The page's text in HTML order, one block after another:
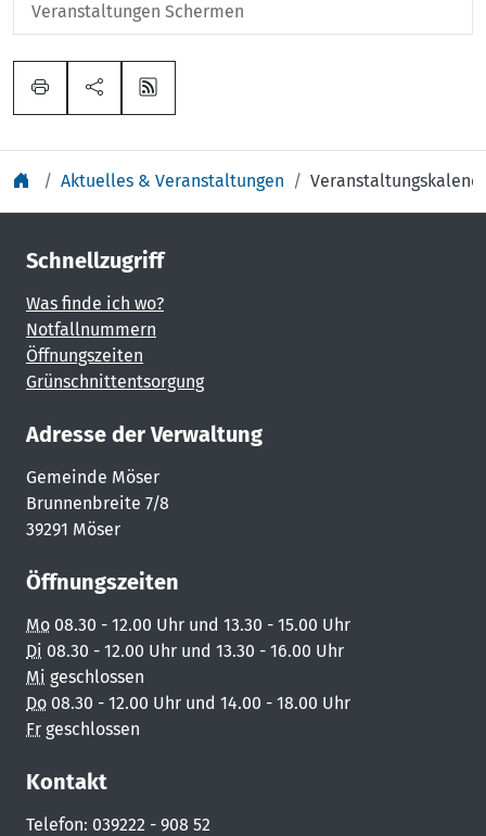
Veranstaltungen Schermen
Aktuelles & Veranstaltungen
Schnellzugriff
Was finde ich wo?
Notfallnummern
Öffnungszeiten
Grünschnittentsorgung
Adresse der Verwaltung
Gemeinde Möser
Brunnenbreite 7/8
39291 Möser
Öffnungszeiten
Mo 08.30 - 12.00 Uhr und 13.30 - 15.00 Uhr
Di 08.30 - 12.00 Uhr und 13.30 - 16.00 Uhr
Mi geschlossen
Do 08.30 - 12.00 Uhr und 14.00 - 18.00 Uhr
Fr geschlossen
Kontakt
Telefon: 039222 - 908 52